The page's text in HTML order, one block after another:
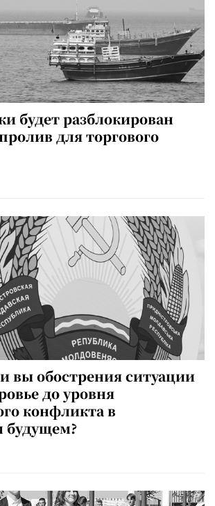
будет разблокирован
для торгового
вы обострения ситуации
до уровня
конфликта в